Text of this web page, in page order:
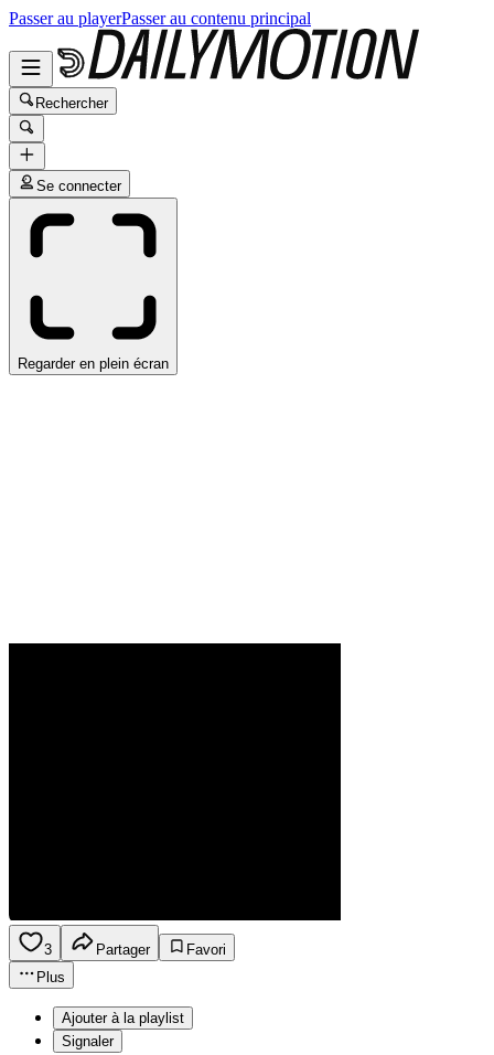
Passer au playerPasser au contenu principal
Rechercher
Se connecter
Regarder en plein écran
3 Partager
Favori
Plus
Ajouter à la playlist
Signaler